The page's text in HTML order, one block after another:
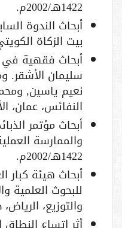
1422هـ/2002م.
أبحاث الندوة
بيت الزكاة الكويتي،
أبحاث فقهية في
سليمان الأشقر.
نعيم ياسين,
النفائس، عمان،
أبحاث مؤتمر
والممارسة
1422هـ/2002م.
أبحاث هيئة كبار
للبحوث العلمية
والتوزيع، الرياض، ط1: 1421هـ/